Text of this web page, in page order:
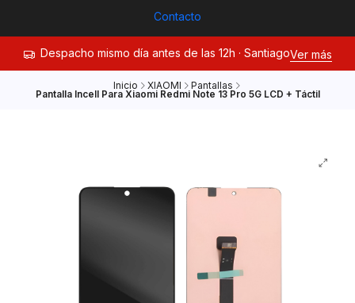
Contacto
Despacho mismo día antes de las 12h · SantiagoVer más
Inicio XIAOMI Pantallas
Pantalla Incell Para Xiaomi Redmi Note 13 Pro 5G LCD + Táctil